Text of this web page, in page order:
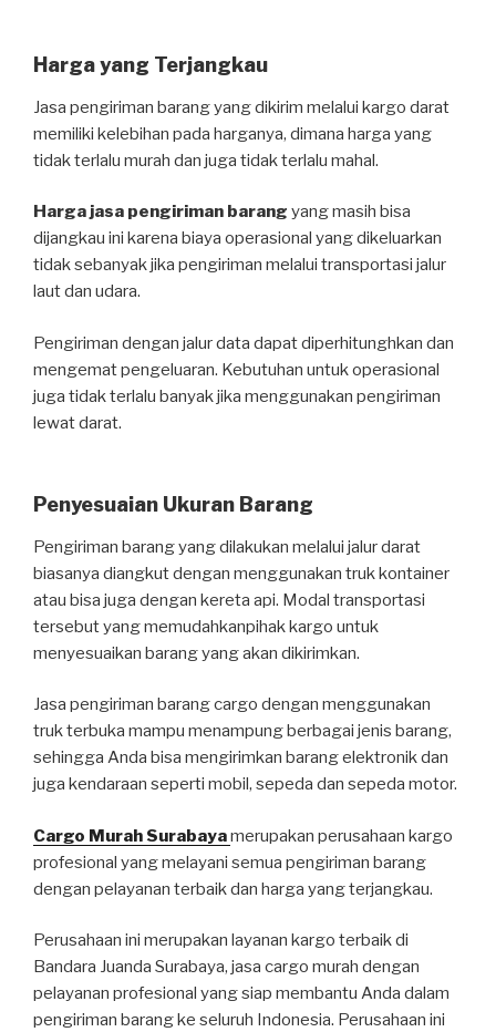
Harga yang Terjangkau
Jasa pengiriman barang yang dikirim melalui kargo darat
memiliki kelebihan pada harganya, dimana harga yang
tidak terlalu murah dan juga tidak terlalu mahal.
Harga jasa pengiriman barang yang masih bisa
dijangkau ini karena biaya operasional yang dikeluarkan
tidak sebanyak jika pengiriman melalui transportasi jalur
laut dan udara.
Pengiriman dengan jalur data dapat diperhitunghkan dan
mengemat pengeluaran. Kebutuhan untuk operasional
juga tidak terlalu banyak jika menggunakan pengiriman
lewat darat.
Penyesuaian Ukuran Barang
Pengiriman barang yang dilakukan melalui jalur darat
biasanya diangkut dengan menggunakan truk kontainer
atau bisa juga dengan kereta api. Modal transportasi
tersebut yang memudahkanpihak kargo untuk
menyesuaikan barang yang akan dikirimkan.
Jasa pengiriman barang cargo dengan menggunakan
truk terbuka mampu menampung berbagai jenis barang,
sehingga Anda bisa mengirimkan barang elektronik dan
juga kendaraan seperti mobil, sepeda dan sepeda motor.
Cargo Murah Surabayamerupakan perusahaan kargo
profesional yang melayani semua pengiriman barang
dengan pelayanan terbaik dan harga yang terjangkau.
Perusahaan ini merupakan layanan kargo terbaik di
Bandara Juanda Surabaya, jasa cargo murah dengan
pelayanan profesional yang siap membantu Anda dalam
pengiriman barang ke seluruh Indonesia. Perusahaan ini